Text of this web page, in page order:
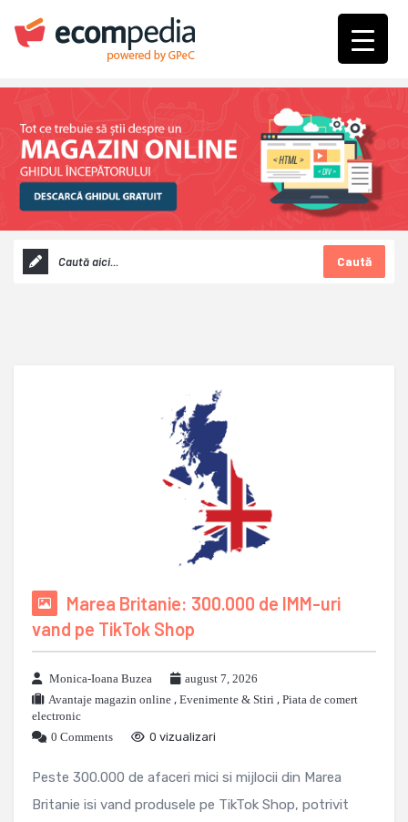
Caută
Marea Britanie: 300.000 de IMM-uri
vand pe TikTok Shop
Monica-Ioana Buzea
august 7, 2026
Avantaje magazin online , Evenimente & Stiri , Piata de comert
electronic
0 Comments
0 vizualizari
Peste 300.000 de afaceri mici si mijlocii din Marea
Britanie isi vand produsele pe TikTok Shop, potrivit